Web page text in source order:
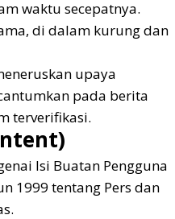
waktu secepatnya.
di dalam kurung dan
upaya
pada berita
terverifikasi.
Isi Buatan Pengguna
1999 tentang Pers dan